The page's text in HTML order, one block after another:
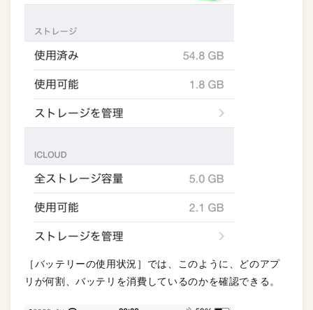
［バッテリーの使用状況］では、このように、どのアプ
リが何割、バッテリを消費しているのかを確認できる。